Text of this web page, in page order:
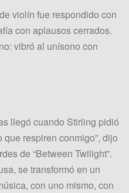
violín fue respondido con
con aplausos cerrados.
vibró al unísono con
llegó cuando Stirling pidió
que respiren conmigo”, dijo
de “Between Twilight”.
se transformó en un
con uno mismo, con